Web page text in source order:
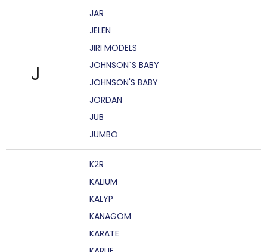
J
JAR
JELEN
JIRI MODELS
JOHNSON`S BABY
JOHNSON'S BABY
JORDAN
JUB
JUMBO
K2R
KALIUM
KALYP
KANAGOM
KARATE